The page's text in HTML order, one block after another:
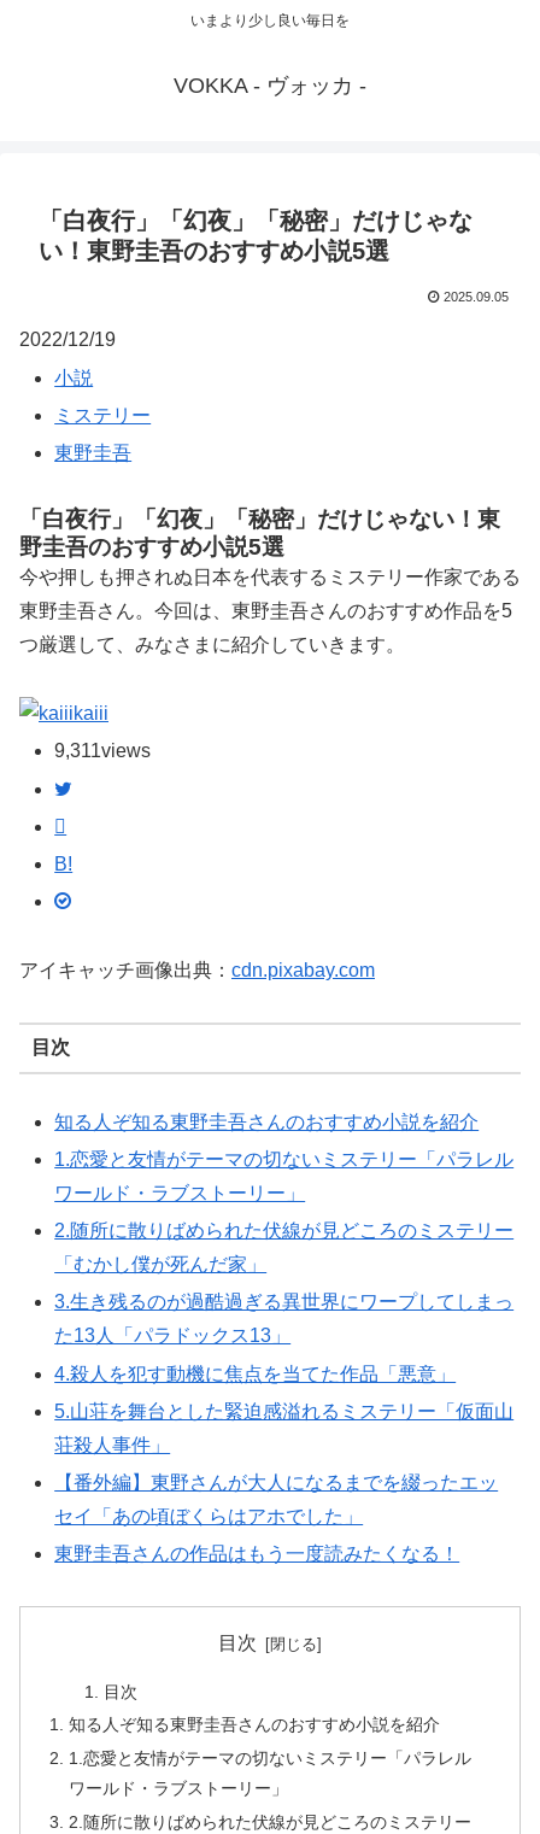
いまより少し良い毎日を
VOKKA - ヴォッカ -
「白夜行」「幻夜」「秘密」だけじゃな
い！東野圭吾のおすすめ小説5選
2025.09.05
2022/12/19
小説
ミステリー
東野圭吾
「白夜行」「幻夜」「秘密」だけじゃない！東
野圭吾のおすすめ小説5選
今や押しも押されぬ日本を代表するミステリー作家である
東野圭吾さん。今回は、東野圭吾さんのおすすめ作品を5
つ厳選して、みなさまに紹介していきます。
kaiii
9,311views
B!
アイキャッチ画像出典： cdn.pixabay.com
目次
知る人ぞ知る東野圭吾さんのおすすめ小説を紹介
1.恋愛と友情がテーマの切ないミステリー「パラレル
ワールド・ラブストーリー」
2.随所に散りばめられた伏線が見どころのミステリー
「むかし僕が死んだ家」
3.生き残るのが過酷過ぎる異世界にワープしてしまっ
た13人「パラドックス13」
4.殺人を犯す動機に焦点を当てた作品「悪意」
5.山荘を舞台とした緊迫感溢れるミステリー「仮面山
荘殺人事件」
【番外編】東野さんが大人になるまでを綴ったエッ
セイ「あの頃ぼくらはアホでした」
東野圭吾さんの作品はもう一度読みたくなる！
目次
目次
知る人ぞ知る東野圭吾さんのおすすめ小説を紹介
1.恋愛と友情がテーマの切ないミステリー「パラレル
ワールド・ラブストーリー」
2.随所に散りばめられた伏線が見どころのミステリー